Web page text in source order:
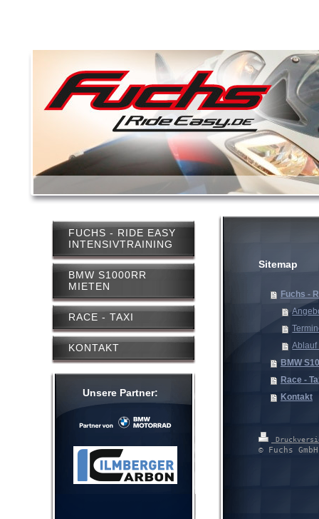
Sitemap
Fuchs -
Ablauf
BMW
Race -
Kontakt
© Fuchs GmbH
FUCHS - RIDE EASY
INTENSIVTRAINING
BMW S1000RR
MIETEN
RACE - TAXI
KONTAKT
Unsere Partner: